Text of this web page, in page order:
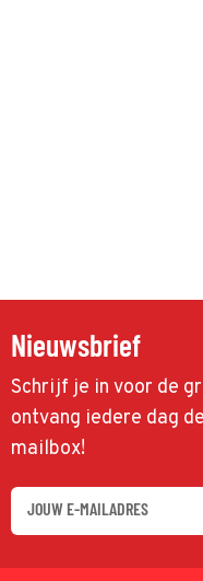
Nieuwsbrief
Schrijf je in voor de
ontvang iedere dag
mailbox!